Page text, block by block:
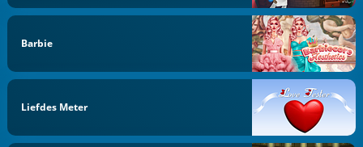
Barbie
Liefdes Meter